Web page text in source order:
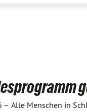
– Alle Menschen in